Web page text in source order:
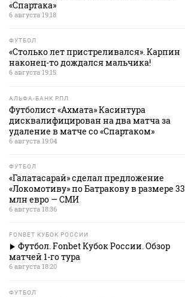
«Спартака»
6 августа 19:18
ФУТБОЛ
«Столько лет пристреливался». Карпин
наконец-то дождался мальчика!
6 августа 19:15
АЛЬФА-БАНК РПЛ
Футболист «Ахмата» Касинтура
дисквалифицирован на два матча за
удаление в матче со «Спартаком»
6 августа 19:04
ФУТБОЛ
«Галатасарай» сделал предложение
«Локомотиву» по Батракову в размере 33
млн евро — СМИ
6 августа 18:36
FONBET КУБОК РОССИИ
Футбол. Fonbet Кубок России. Обзор
матчей 1-го тура
6 августа 18:20
ФУТБОЛ